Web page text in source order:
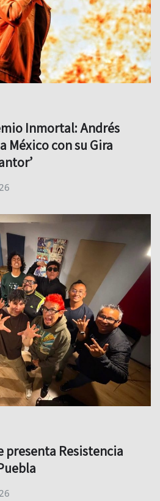
Inmortal: Andrés
México con su Gira
presenta Resistencia